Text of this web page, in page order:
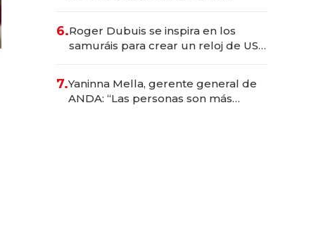
6.Roger Dubuis se inspira en los
samuráis para crear un reloj de US$
7.Yaninna Mella, gerente general de
ANDA: “Las personas son más